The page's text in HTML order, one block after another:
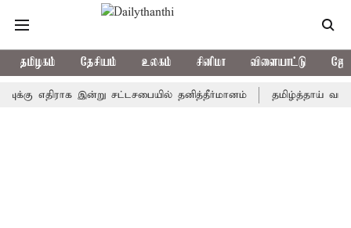
தமிழகம் தேசியம் உலகம் சினிமா விளையாட்டு
எதிராக இன்று சட்டசபையில் தனித்தீர்மானம் தமிழ்த்தாய் வாழ்த்து